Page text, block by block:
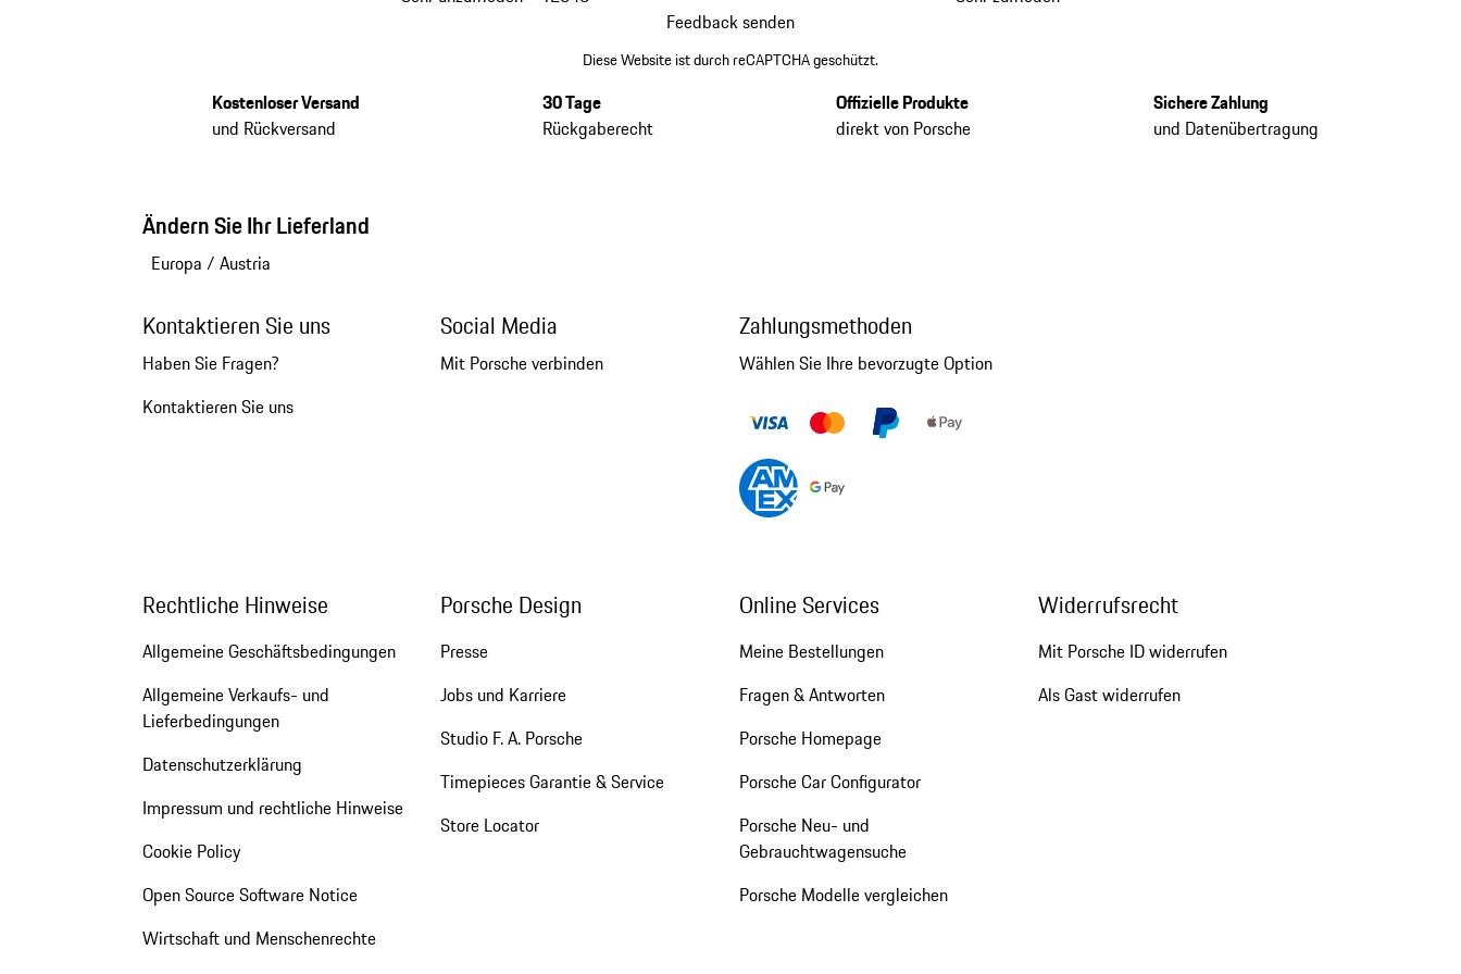
Feedback senden
Diese Website ist durch reCAPTCHA geschützt.
Kostenloser Versand
und Rückversand
30 Tage
Rückgaberecht
Offizielle Produkte
direkt von Porsche
Sichere Zahlung
und Datenübertragung
Ändern Sie Ihr Lieferland
Europa / Austria
Kontaktieren Sie uns
Haben Sie Fragen?
Kontaktieren Sie uns
Social Media
Mit Porsche verbinden
Zahlungsmethoden
Wählen Sie Ihre bevorzugte Option
Rechtliche Hinweise
Allgemeine Geschäftsbedingungen
Allgemeine Verkaufs- und
Lieferbedingungen
Datenschutzerklärung
Impressum und rechtliche Hinweise
Cookie Policy
Open Source Software Notice
Wirtschaft und Menschenrechte
Porsche Design
Presse
Jobs und Karriere
Studio F. A. Porsche
Timepieces Garantie & Service
Store Locator
Online Services
Meine Bestellungen
Fragen & Antworten
Porsche Homepage
Porsche Car Configurator
Porsche Neu- und
Gebrauchtwagensuche
Porsche Modelle vergleichen
Widerrufsrecht
Mit Porsche ID widerrufen
Als Gast widerrufen